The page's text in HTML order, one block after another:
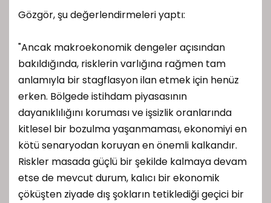
Gözgör, şu değerlendirmeleri yaptı:
"Ancak makroekonomik dengeler açısından
bakıldığında, risklerin varlığına rağmen tam
anlamıyla bir stagflasyon ilan etmek için henüz
erken. Bölgede istihdam piyasasının
dayanıklılığını koruması ve işsizlik oranlarında
kitlesel bir bozulma yaşanmaması, ekonomiyi en
kötü senaryodan koruyan en önemli kalkandır.
Riskler masada güçlü bir şekilde kalmaya devam
etse de mevcut durum, kalıcı bir ekonomik
çöküşten ziyade dış şokların tetiklediği geçici bir